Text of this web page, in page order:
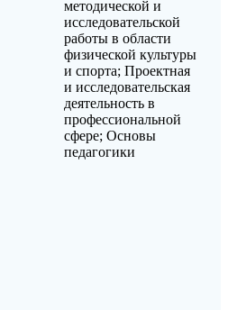
методической и
исследовательской
работы в области
физической культуры
и спорта; Проектная
и исследовательская
деятельность в
профессиональной
сфере; Основы
педагогики